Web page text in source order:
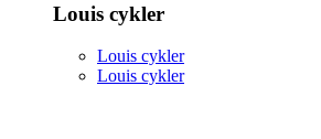
Louis cykler
Louis cykler
Louis cykler